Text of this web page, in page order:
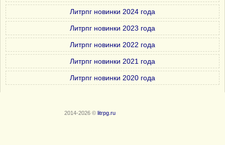
Литрпг новинки 2024 года
Литрпг новинки 2023 года
Литрпг новинки 2022 года
Литрпг новинки 2021 года
Литрпг новинки 2020 года
2014-2026 © litrpg.ru